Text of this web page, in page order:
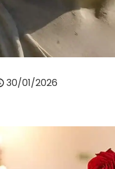
30/01/2026